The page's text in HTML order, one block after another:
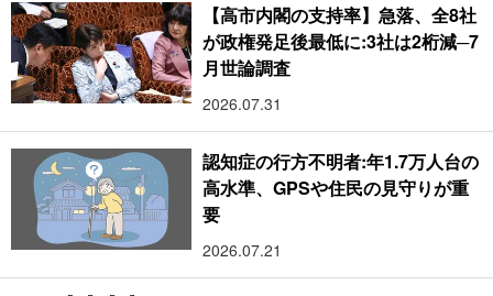
【高市内閣の支持率】急落、全8社
が政権発足後最低に:3社は2桁減─7
月世論調査
2026.07.31
認知症の行方不明者:年1.7万人台の
高水準、GPSや住民の見守りが重
要
2026.07.21